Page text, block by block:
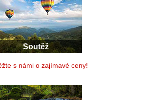
Soutěž
s námi o zajímavé ceny!